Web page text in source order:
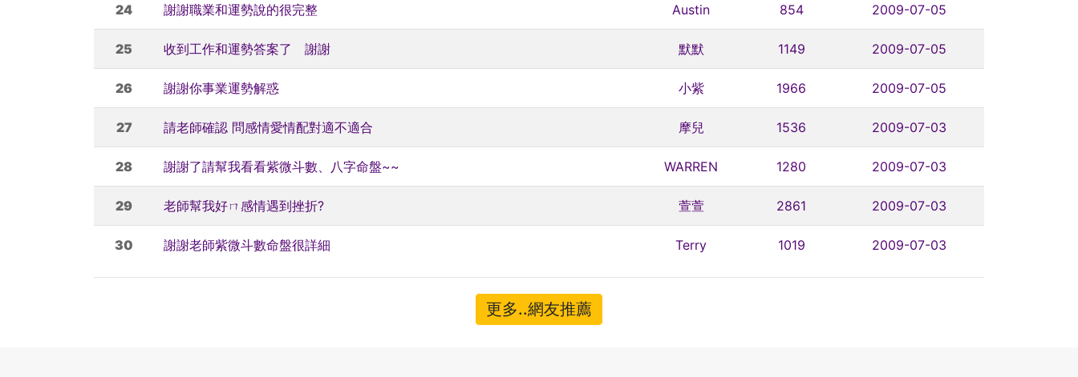
24 謝謝職業和運勢說的很完整 Austin 854 2009-07-05
25 收到工作和運勢答案了 謝謝 默默 1149 2009-07-05
26 謝謝你事業運勢解惑 小紫 1966 2009-07-05
27 請老師確認 問感情愛情配對適不適合 摩兒 1536 2009-07-03
28 謝謝了請幫我看看紫微斗數、八字命盤~~ WARREN 1280 2009-07-03
29 老師幫我好ㄇ感情遇到挫折? 萱萱 2861 2009-07-03
30 謝謝老師紫微斗數命盤很詳細 Terry 1019 2009-07-03
更多..網友推薦